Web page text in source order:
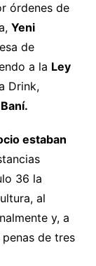
órdenes de
Yeni
de
a la Ley
Drink,
estaban
36 la
al
y, a
penas de tres